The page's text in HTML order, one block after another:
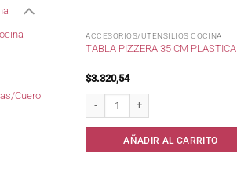
Cuero
ACCESORIOS/UTENSILIOS COCINA
TABLA PIZZERA 35 CM PLASTICA
$3.320,54
AÑADIR AL CARRITO